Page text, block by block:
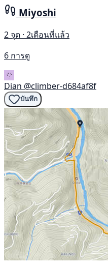
Miyoshi
2 จุด · 2เดือนที่แล้ว
6 การดู
Dian @climber-d684af8f
บันทึก